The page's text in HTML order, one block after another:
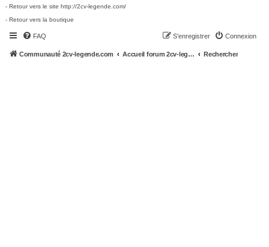
- Retour vers le site http://2cv-legende.com/
- Retour vers la boutique
FAQ Connexion
S’enregistrer
Communauté 2cv-legende.com Accueil forum 2cv-legende.com Rechercher